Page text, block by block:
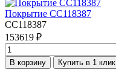
Покрытие CC118387
CC118387
153619 ₽
В корзину Купить в 1 клик